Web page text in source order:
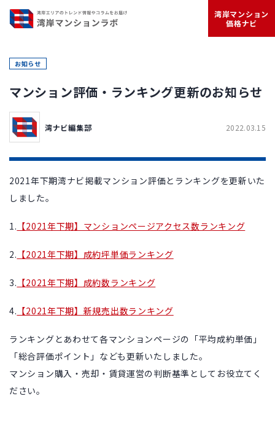
湾岸マンション
価格ナビ
お知らせ
マンション評価・ランキング更新のお知らせ
湾ナビ編集部 2022.03.15
2021年下期湾ナビ掲載マンション評価とランキングを更新いた
しました。
1. 【2021年下期】マンションページアクセス数ランキング
2. 【2021年下期】成約坪単価ランキング
3. 【2021年下期】成約数ランキング
4. 【2021年下期】新規売出数ランキング
ランキングとあわせて各マンションページの「平均成約単価」
「総合評価ポイント」なども更新いたしました。
マンション購入・売却・賃貸運営の判断基準としてお役立てく
ださい。